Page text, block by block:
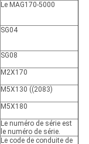
Le MAG170-5000
SG04
SG08
M2X170
M5X130 ((2083)
M5X180
Le numéro de série est
le numéro de série.
Le code de conduite de